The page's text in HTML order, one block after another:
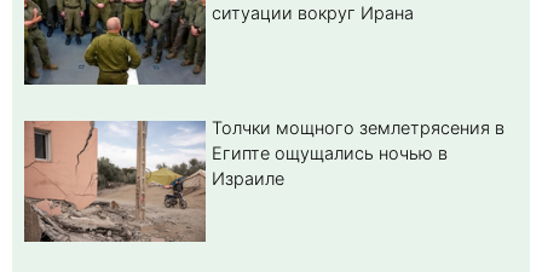
ситуации вокруг Ирана
Толчки мощного землетрясения в
Египте ощущались ночью в
Израиле